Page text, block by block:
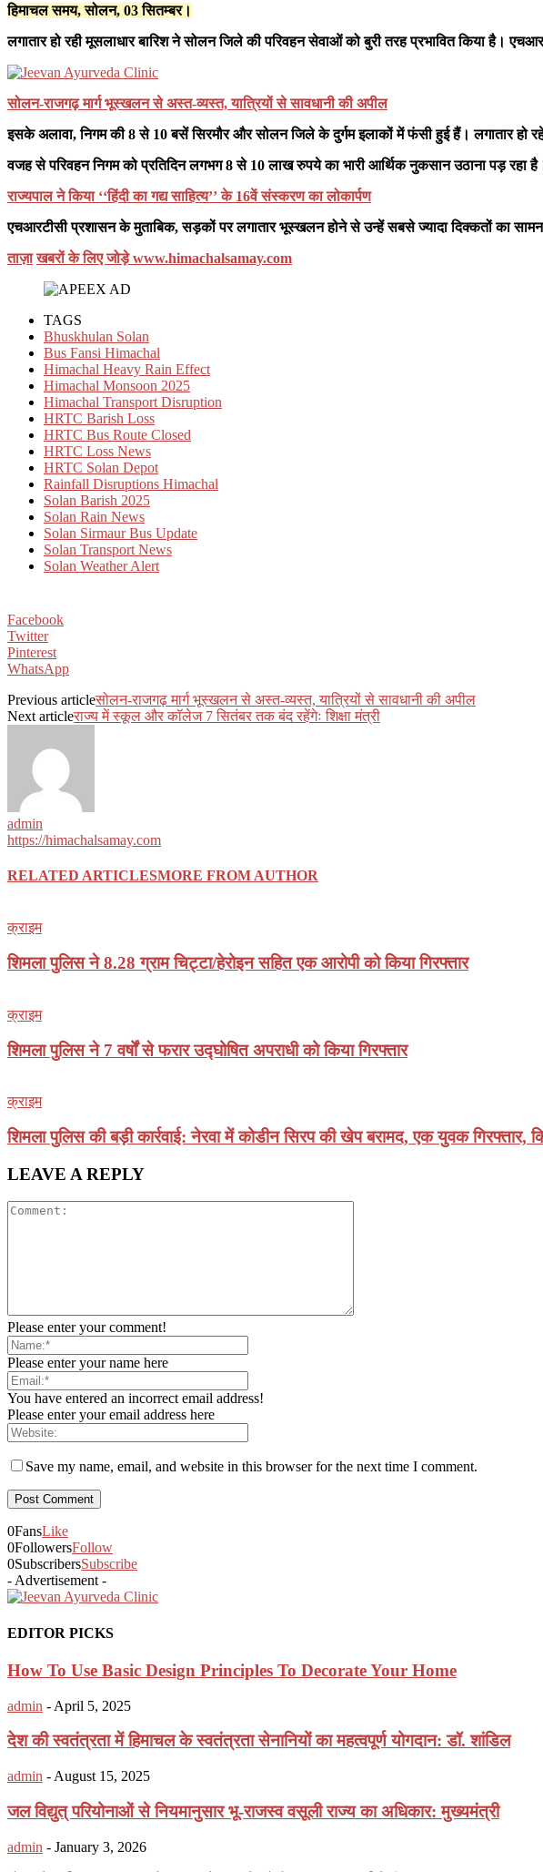
हिमाचल समय, सोलन, 03 सितम्बर।
लगातार हो रही मूसलाधार बारिश ने सोलन जिले की परिवहन सेवाओं को बुरी तरह प्रभावित किया है।
सोलन-राजगढ़ मार्ग भूस्खलन से अस्त-व्यस्त, यात्रियों से सावधानी की अपील
इसके अलावा, निगम की 8 से 10 बसें सिरमौर और सोलन जिले के दुर्गम इलाकों में फंसी हुई हैं। लगातार हो
वजह से परिवहन निगम को प्रतिदिन लगभग 8 से 10 लाख रुपये का भारी आर्थिक नुकसान उठाना पड़ रहा
राज्यपाल ने किया ‘‘हिंदी का गद्य साहित्य’’ के 16वें संस्करण का लोकार्पण
एचआरटीसी प्रशासन के मुताबिक, सड़कों पर लगातार भूस्खलन होने से उन्हें सबसे ज्यादा दिक्कतों का
ताज़ा खबरों के लिए जोड़े www.himachalsamay.com
TAGS
Bhuskhulan Solan
Bus Fansi Himachal
Himachal Heavy Rain Effect
Himachal Monsoon 2025
Himachal Transport Disruption
HRTC Barish Loss
HRTC Bus Route Closed
HRTC Loss News
HRTC Solan Depot
Rainfall Disruptions Himachal
Solan Barish 2025
Solan Rain News
Solan Sirmaur Bus Update
Solan Transport News
Solan Weather Alert
Facebook
Twitter
Pinterest
WhatsApp
Previous articleसोलन-राजगढ़ मार्ग भूस्खलन से अस्त-व्यस्त, यात्रियों से सावधानी की अपील
Next articleराज्य में स्कूल और कॉलेज 7 सितंबर तक बंद रहेंगेः शिक्षा मंत्री
admin
https://himachalsamay.com
RELATED ARTICLESMORE FROM AUTHOR
क्राइम
शिमला पुलिस ने 8.28 ग्राम चिट्टा/हेरोइन सहित एक आरोपी को किया गिरफ्तार
क्राइम
शिमला पुलिस ने 7 वर्षों से फरार उद्घोषित अपराधी को किया गिरफ्तार
क्राइम
शिमला पुलिस की बड़ी कार्रवाई: नेरवा में कोडीन सिरप की खेप बरामद, एक युवक गिरफ्तार,
LEAVE A REPLY
Please enter your comment!
Please enter your name here
You have entered an incorrect email address!
Please enter your email address here
Save my name, email, and website in this browser for the next time I comment.
0FansLike
0FollowersFollow
0SubscribersSubscribe
- Advertisement -
EDITOR PICKS
How To Use Basic Design Principles To Decorate Your Home
admin - April 5, 2025
देश की स्वतंत्रता में हिमाचल के स्वतंत्रता सेनानियों का महत्वपूर्ण योगदान: डॉ. शांडिल
admin - August 15, 2025
जल विद्युत् परियोनाओं से नियमानुसार भू-राजस्व वसूली राज्य का अधिकार: मुख्यमंत्री
admin - January 3, 2026